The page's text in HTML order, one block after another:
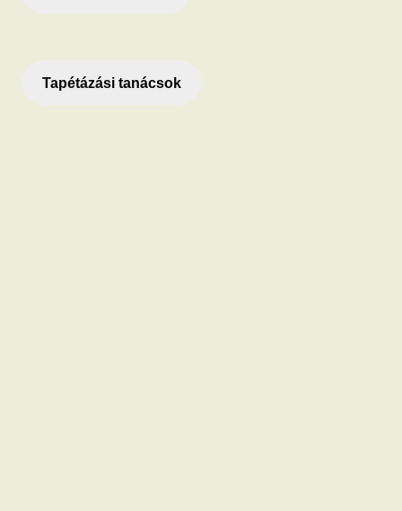
Tapétázási tanácsok